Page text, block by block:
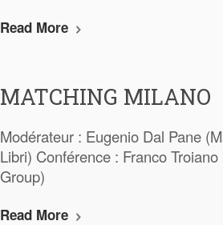
Read More
MATCHING MILANO
Modérateur : Eugenio Dal Pane
Libri) Conférence : Franco
Group)
Read More